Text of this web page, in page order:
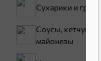
Сухарики и гренки
Соусы, кетчупы,
майонезы